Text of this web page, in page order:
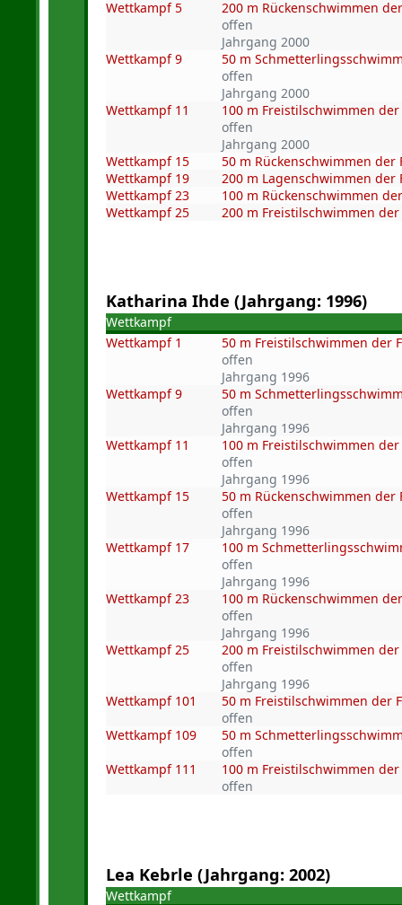
Wettkampf 5
200 m Rückenschwimmen
offen
Jahrgang 2000
Wettkampf 9
50 m
offen
Jahrgang 2000
Wettkampf 11
100 m Freistilschwimmen
offen
Jahrgang 2000
Wettkampf 15
50 m Rückenschwimmen der
Wettkampf 19
200 m Lagenschwimmen der
Wettkampf 23
100 m Rückenschwimmen
Wettkampf 25
200 m Freistilschwimmen
Katharina Ihde (Jahrgang: 1996)
Wettkampf
Wettkampf 1
50 m Freistilschwimmen der
offen
Jahrgang 1996
Wettkampf 9
50 m
offen
Jahrgang 1996
Wettkampf 11
100 m Freistilschwimmen
offen
Jahrgang 1996
Wettkampf 15
50 m Rückenschwimmen der
offen
Jahrgang 1996
Wettkampf 17
100 m
offen
Jahrgang 1996
Wettkampf 23
100 m Rückenschwimmen
offen
Jahrgang 1996
Wettkampf 25
200 m Freistilschwimmen
offen
Jahrgang 1996
Wettkampf 101
50 m Freistilschwimmen der
offen
Wettkampf 109
50 m
offen
Wettkampf 111
100 m Freistilschwimmen der
offen
Lea Kebrle (Jahrgang: 2002)
Wettkampf